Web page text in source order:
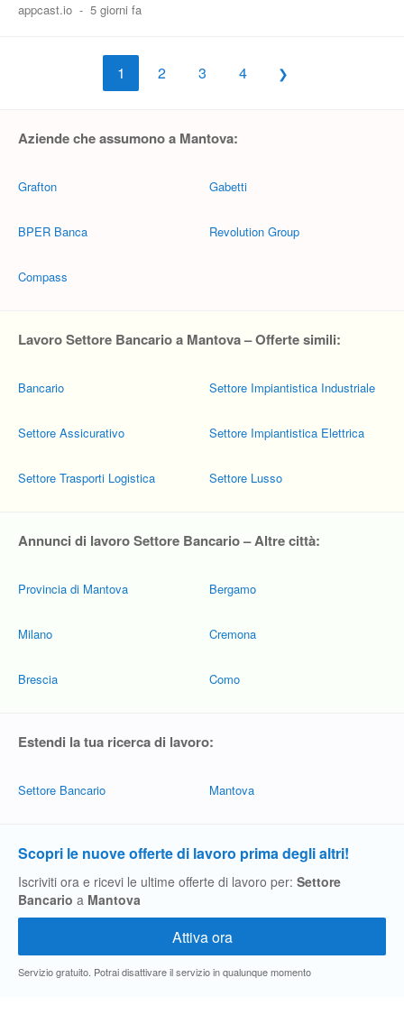
appcast.io - 5 giorni fa
1 2 3 4
Aziende che assumono a Mantova:
Grafton
BPER Banca
Compass
Gabetti
Revolution Group
Lavoro Settore Bancario a Mantova – Offerte simili:
Bancario
Settore Assicurativo
Settore Trasporti Logistica
Settore Impiantistica Industriale
Settore Impiantistica Elettrica
Settore Lusso
Annunci di lavoro Settore Bancario – Altre città:
Provincia di Mantova
Milano
Brescia
Bergamo
Cremona
Como
Estendi la tua ricerca di lavoro:
Settore Bancario Mantova
Scopri le nuove offerte di lavoro prima degli altri!
Iscriviti ora e ricevi le ultime offerte di lavoro per: Settore
Bancario a Mantova
Servizio gratuito. Potrai disattivare il servizio in qualunque momento